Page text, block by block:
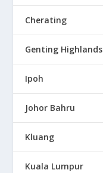
Cherating
Genting Highlands
Ipoh
Johor Bahru
Kluang
Kuala Lumpur